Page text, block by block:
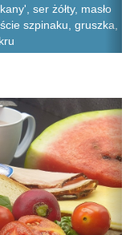
ser żółty, masło
szpinaku, gruszka,